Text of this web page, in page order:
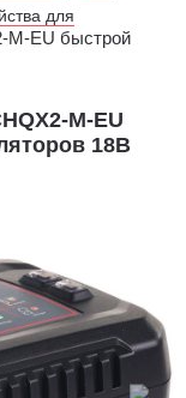
для
M-EU быстрой
M-EU
18В